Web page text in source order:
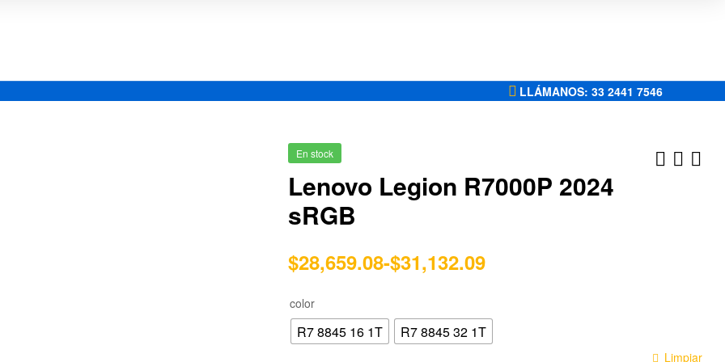
LLÁMANOS: 33 2441 7546
En stock
Lenovo Legion R7000P 2024
sRGB
$28,659.08-$31,132.09
color
R7 8845 16 1T R7 8845 32 1T
Limpiar